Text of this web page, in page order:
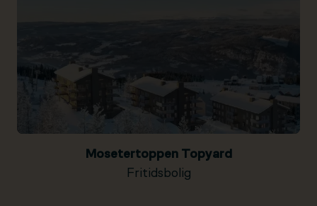
Mosetertoppen Topyard
Fritidsbolig